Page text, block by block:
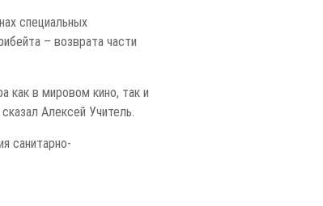
специальных
– возврата части
как в мировом кино, так и
Алексей Учитель.
санитарно-